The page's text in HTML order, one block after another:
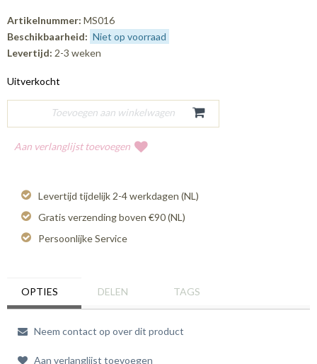
Artikelnummer: MS016
Beschikbaarheid: Niet op voorraad
Levertijd: 2-3 weken
Uitverkocht
Aan verlanglijst toevoegen
Levertijd tijdelijk 2-4 werkdagen (NL)
Gratis verzending boven €90 (NL)
Persoonlijke Service
OPTIES DELEN TAGS
Neem contact op over dit product
Aan verlanglijst toevoegen